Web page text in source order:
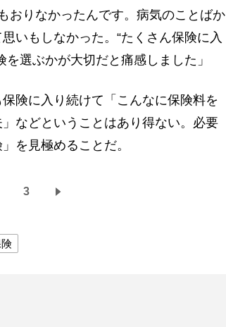
おりなかったんです。病気のことばか
いもしなかった。“たくさん保険に入
選ぶかが大切だと痛感しました」
険に入り続けて「こんなに保険料を
などということはあり得ない。必要
を見極めることだ。
3